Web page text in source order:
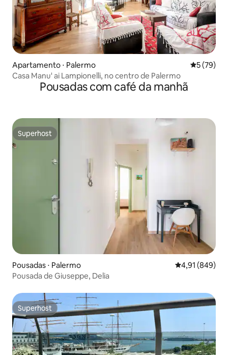
Apartamento ⋅ Palermo 5 de uma
5 (79)
Casa Manu' ai Lampionelli, no centro de Palermo
Pousadas com café da manhã
Superhost
Superhost
Pousadas ⋅ Palermo 4,91 de uma
4,91 (849)
Pousada de Giuseppe, Delia
Superhost
Superhost